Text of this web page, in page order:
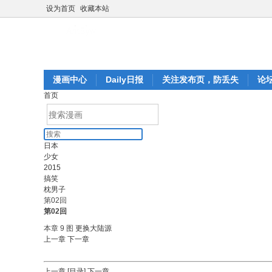
设为首页 收藏本站
漫画中心 Daily日报 关注发布页，防丢失 论
首页
日本
少女
2015
搞笑
枕男子
第02回
第02回
本章 9 图 更换大陆源
上一章 下一章